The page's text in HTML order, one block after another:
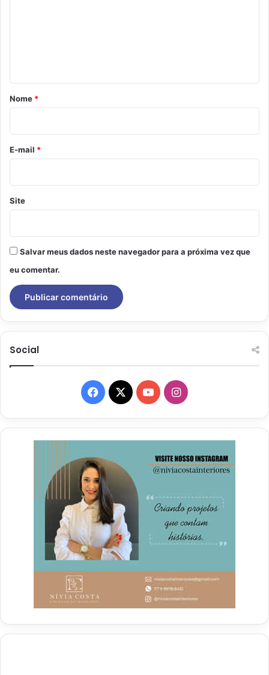
r
o
*
Nome *
E-mail *
Site
Salvar meus dados neste navegador para a próxima vez que
eu comentar.
Social
Facebook
X YouTubeInstagram